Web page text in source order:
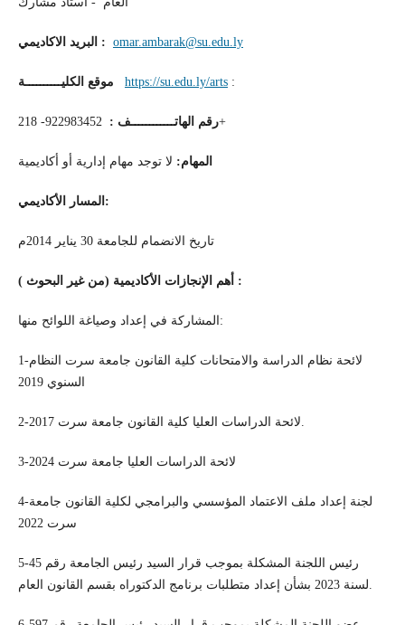
البريد الاكاديمي : omar.ambarak@su.edu.ly
موقع الكليــــــــــة https://su.edu.ly/arts:
رقم الهاتــــــــــــف :922983452- 218+
المهام: لا توجد مهام إدارية أو أكاديمية
المسار الأكاديمي :
تاريخ الانضمام للجامعة 30 يناير 2014م
أهم الإنجازات الأكاديمية (من غير البحوث ) :
المشاركة في إعداد وصياغة اللوائح منها:
1-لائحة نظام الدراسة والامتحانات كلية القانون جامعة سرت النظام
السنوي 2019
2-لائحة الدراسات العليا كلية القانون جامعة سرت 2017.
3-لائحة الدراسات العليا جامعة سرت 2024
4-لجنة إعداد ملف الاعتماد المؤسسي والبرامجي لكلية القانون جامعة
سرت 2022
5-رئيس اللجنة المشكلة بموجب قرار السيد رئيس الجامعة رقم 45
لسنة 2023 بشأن إعداد متطلبات برنامج الدكتوراه بقسم القانون العام.